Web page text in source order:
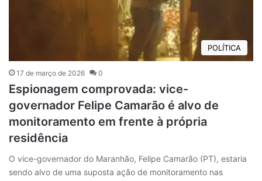
POLÍTICA
17 de março de 2026 0
Espionagem comprovada: vice-
governador Felipe Camarão é alvo de
monitoramento em frente à própria
residência
O vice-governador do Maranhão, Felipe Camarão (PT), estaria
sendo alvo de uma suposta ação de monitoramento nas